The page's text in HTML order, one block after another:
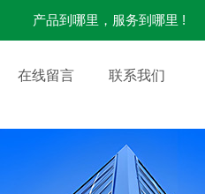
产品到哪里，服务到哪里 !
在线留言 联系我们